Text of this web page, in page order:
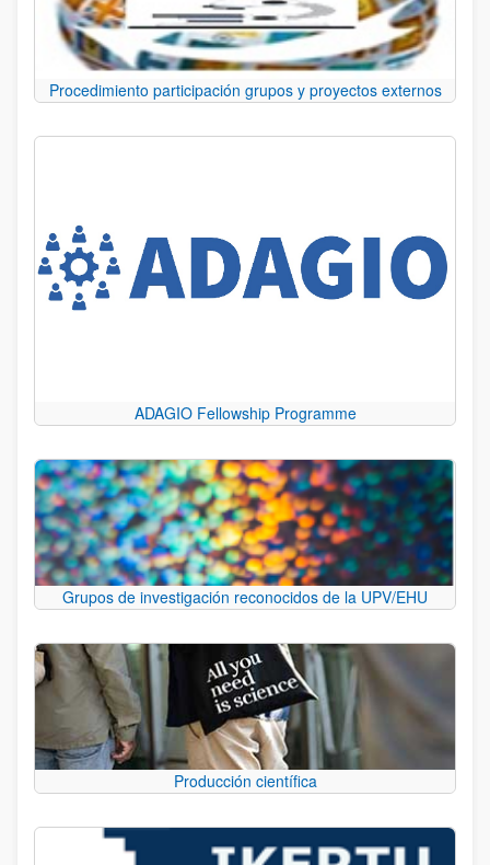
Procedimiento participación grupos y proyectos externos
ADAGIO Fellowship Programme
Grupos de investigación reconocidos de la UPV/EHU
Producción científica